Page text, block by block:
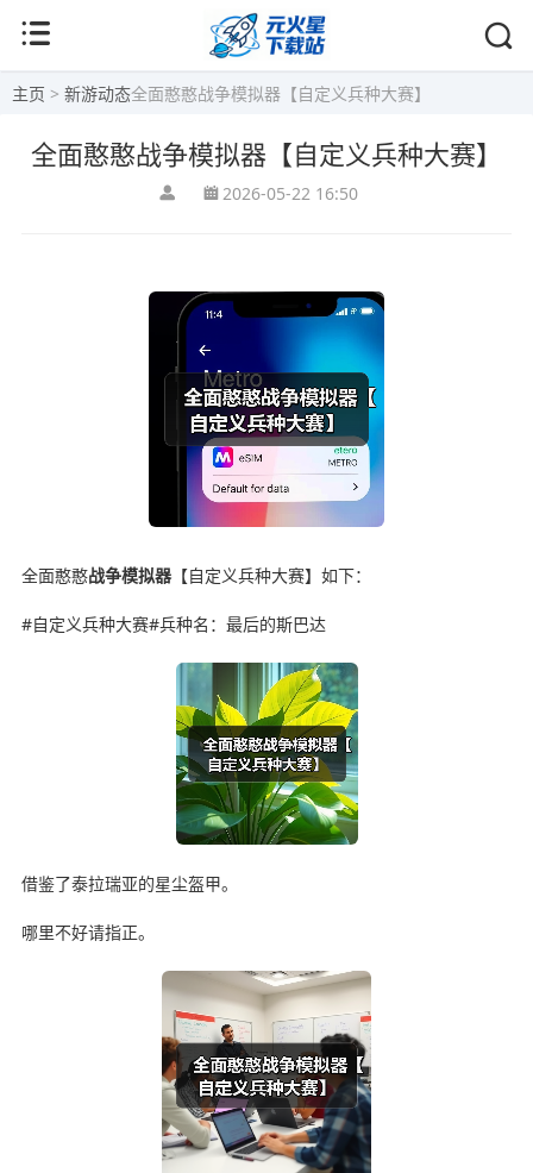
主页 > 新游动态全面憨憨战争模拟器【自定义兵种大赛】
全面憨憨战争模拟器【自定义兵种大赛】
2026-05-22 16:50
全面憨憨战争模拟器【自定义兵种大赛】如下：
#自定义兵种大赛#兵种名：最后的斯巴达
借鉴了泰拉瑞亚的星尘盔甲。
哪里不好请指正。